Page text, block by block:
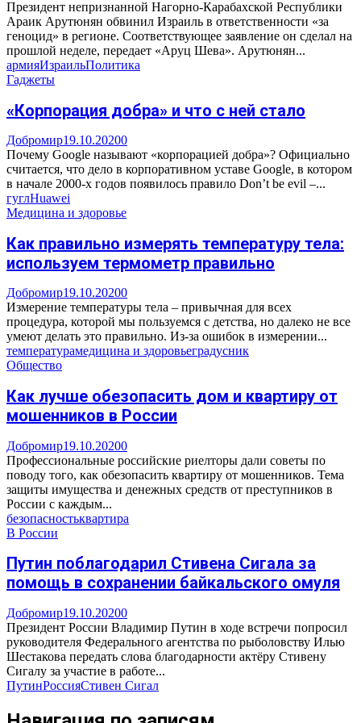
Президент непризнанной Нагорно-Карабахской Республики
Араик Арутюнян обвинил Израиль в ответственности «за
геноцид» в регионе. Соответствующее заявление он сделал на
прошлой неделе, передает «Аруц Шева». Арутюнян...
армияИзраильПолитика
Гаджеты
«Корпорация добра» и что с ней стало
Добромир19.10.20200
Почему Google называют «корпорацией добра»? Официально
считается, что дело в корпоративном уставе Google, в котором
в начале 2000-х годов появилось правило Don’t be evil –...
гуглHuawei
Медицина и здоровье
Как правильно измерять температуру тела:
используем термометр правильно
Добромир19.10.20200
Измерение температуры тела – привычная для всех
процедура, которой мы пользуемся с детства, но далеко не все
умеют делать это правильно. Из-за ошибок в измерении...
температурамедицина и здоровьеградусник
Общество
Как лучше обезопасить дом и квартиру от
мошенников в России
Добромир19.10.20200
Профессиональные российские риелторы дали советы по
поводу того, как обезопасить квартиру от мошенников. Тема
защиты имущества и денежных средств от преступников в
России с каждым...
безопасностьквартира
В России
Путин поблагодарил Стивена Сигала за
помощь в сохранении байкальского омуля
Добромир19.10.20200
Президент России Владимир Путин в ходе встречи попросил
руководителя Федерального агентства по рыболовству Илью
Шестакова передать слова благодарности актёру Стивену
Сигалу за участие в работе...
ПутинРоссияСтивен Сигал